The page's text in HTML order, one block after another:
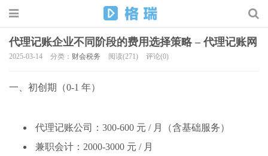
代理记账企业不同阶段的费用选择策略 – 代理记账网
2025-03-14 分类： 财会税务 阅读(271) 评论(0)
一、初创期（0-1 年）
代理记账公司：300-600 元 / 月（含基础服务）
兼职会计：2000-3000 元 / 月